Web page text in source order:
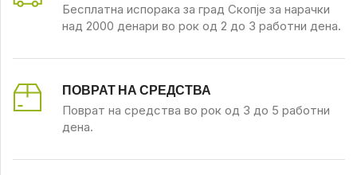
Бесплатна испорака за град Скопје за нарачки
над 2000 денари во рок од 2 до 3 работни дена.
ПОВРАТ НА СРЕДСТВА
Поврат на средства во рок од 3 до 5 работни
дена.